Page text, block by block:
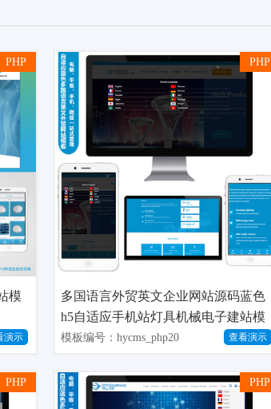
PHP
模
演示
PHP
多国语言外贸英文企业网站源码蓝色
h5自适应手机站灯具机械电子建站模
板
模板编号：hycms_php20 查看演示
PHP PHP